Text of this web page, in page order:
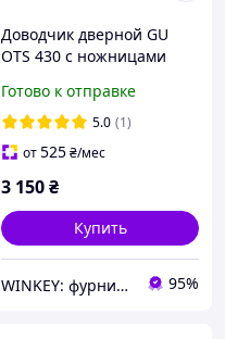
Доводчик дверной GU
OTS 430 с ножницами
Готово к отправке
5.0 (1)
от525₴/мес
3 150₴
Купить
WINKEY: фурнитура для окон и дверей 95%